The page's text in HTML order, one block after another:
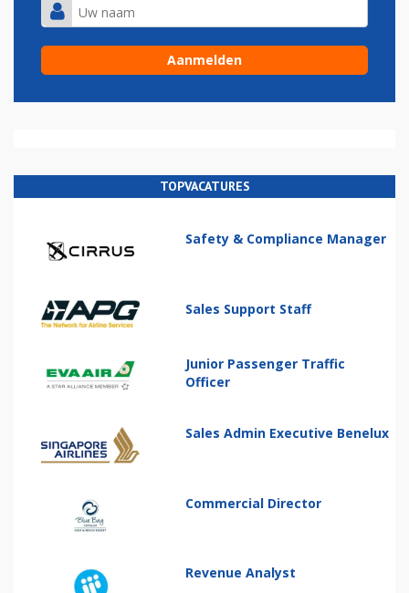
TOPVACATURES
Safety & Compliance Manager
Sales Support Staff
Junior Passenger Traffic
Officer
Sales Admin Executive Benelux
Commercial Director
Revenue Analyst